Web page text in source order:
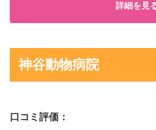
詳細を見
神谷動物病院
口コミ評価：